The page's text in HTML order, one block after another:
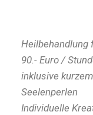
Heilbehandlung
90.- Euro /
inklusive
Seelenperlen
Individuelle